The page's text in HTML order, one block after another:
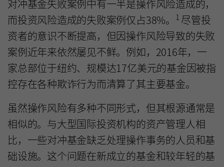
对冲基金失败案例中有一半是操作风险造成的，
而投资风险造成的失败案例仅占38%。
1 尽管投
资者的意识不断提高，但因操作风险导致的失败
案例近年来依然屡见不鲜。例如，2016年，一
家总部位于纽约、规模达17亿美元的基金因被指
控存在各种欺诈行为而清算了其主要基金。
虽然操作风险有多种不同形式，但其根源通常是
相似的。与大型国际投资机构的资产管理人相
比，一些对冲基金缺乏处理操作事务的人员和基
础设施。这个问题在新成立的基金和较年轻的基